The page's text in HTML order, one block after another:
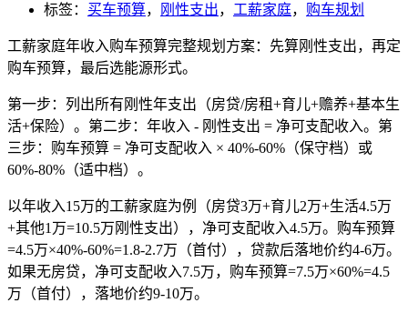
标签： 买车预算， 刚性支出， 工薪家庭， 购车规划
工薪家庭年收入购车预算完整规划方案：先算刚性支出，再定
购车预算，最后选能源形式。
第一步：列出所有刚性年支出（房贷/房租+育儿+赡养+基本生
活+保险）。第二步：年收入 - 刚性支出 = 净可支配收入。第
三步：购车预算 = 净可支配收入 × 40%-60%（保守档）或
60%-80%（适中档）。
以年收入15万的工薪家庭为例（房贷3万+育儿2万+生活4.5万
+其他1万=10.5万刚性支出），净可支配收入4.5万。购车预算
=4.5万×40%-60%=1.8-2.7万（首付），贷款后落地价约4-6万。
如果无房贷，净可支配收入7.5万，购车预算=7.5万×60%=4.5
万（首付），落地价约9-10万。